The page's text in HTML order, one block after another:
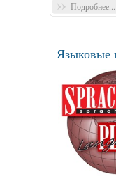
Подробнее...
Языковые